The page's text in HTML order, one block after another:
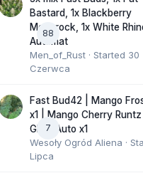
88
Bastard, 1x Blackberry
Moonrock, 1x White
Automat
Men_of_Rust · Started 30
Czerwca
7
Fast Bud42 | Mango
x1 | Mango Cherry Runtz
GMO Auto x1
Wesoły Ogród Aliena ·
Lipca